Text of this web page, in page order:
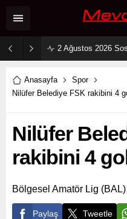
Anasayfa
Spor
Nilüfer Belediye FSK rakibini 4
Nilüfer
rakibini 4
Bölgesel Amatör Lig (BAL)
Paylaş Tweetle